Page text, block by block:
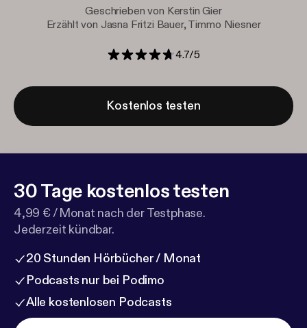
Geschrieben von Kerstin Gier
Erzählt von Jasna Fritzi Bauer, Timmo Niesner
4.7/5
Kostenlos testen
30 Tage kostenlos testen
4,99 € / Monat nach der Testphase.
Jederzeit kündbar.
20 Stunden Hörbücher / Monat
Podcasts nur bei Podimo
Alle kostenlosen Podcasts